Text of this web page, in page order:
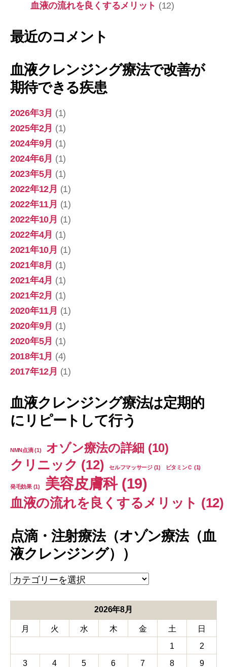
疾
患
血液の流れを良くするメリット (12)
最近のコメント
血液クレンジング療法で改善が
期待できる疾患
2026年3月 (1)
2025年2月 (1)
2024年9月 (1)
2024年6月 (1)
2023年5月 (1)
2022年12月 (1)
2022年11月 (1)
2022年10月 (1)
2022年4月 (1)
2021年10月 (1)
2021年8月 (1)
2021年4月 (1)
2021年2月 (1)
2020年11月 (1)
2020年9月 (1)
2020年5月 (1)
2018年1月 (4)
2017年12月 (1)
血液クレンジング療法は定期的
にリピートして行う
NMN点滴(1) オゾン療法の詳細 (10)
クリニック (12) セルフマッサージ(1) ビタミンＣ (1)
発毛効果(1) 美容皮膚科(19)
血液の流れを良くするメリット (12)
点滴・注射療法（オゾン療法（血
液クレンジング））
点
滴・
療
2026年8月
月 火 水 木 金 土
日
1
2
3
4 5 6 7 8 9